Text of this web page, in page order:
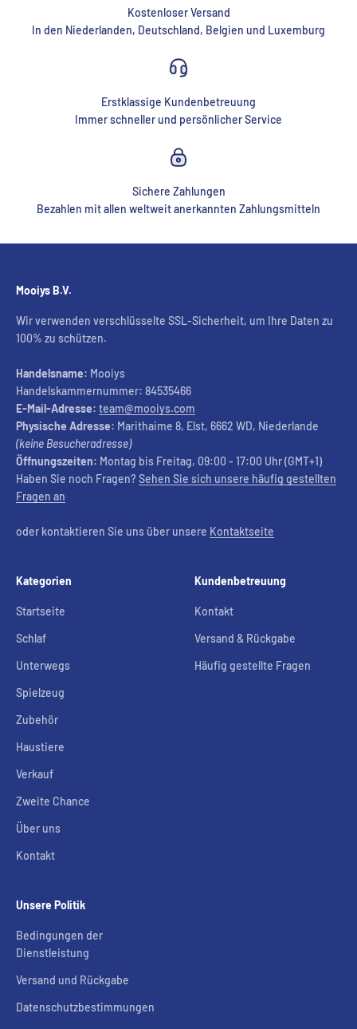
Kostenloser Versand
In den Niederlanden, Deutschland, Belgien und Luxemburg
Erstklassige Kundenbetreuung
Immer schneller und persönlicher Service
Sichere Zahlungen
Bezahlen mit allen weltweit anerkannten Zahlungsmitteln
Mooiys B.V.
Wir verwenden verschlüsselte SSL-Sicherheit, um Ihre Daten zu
100% zu schützen.
Handelsname: Mooiys
Handelskammernummer: 84535466
E-Mail-Adresse: team@mooiys.com
Physische Adresse: Marithaime 8, Elst, 6662 WD, Niederlande
(keine Besucheradresse)
Öffnungszeiten: Montag bis Freitag, 09:00 - 17:00 Uhr (GMT+1)
Haben Sie noch Fragen?Sehen Sie sich unsere häufig gestellten
Fragen an
oder kontaktieren Sie uns über unsere Kontaktseite
Kategorien
Startseite
Schlaf
Unterwegs
Spielzeug
Zubehör
Haustiere
Verkauf
Zweite Chance
Über uns
Kontakt
Kundenbetreuung
Kontakt
Versand & Rückgabe
Häufig gestellte Fragen
Unsere Politik
Bedingungen der
Dienstleistung
Versand und Rückgabe
Datenschutzbestimmungen